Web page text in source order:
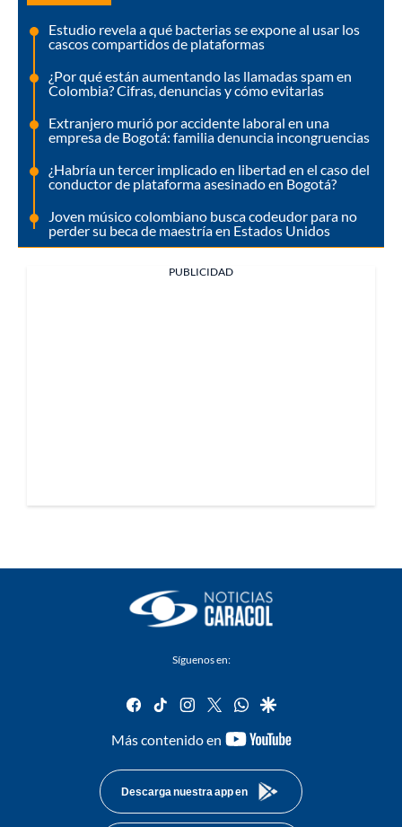
Estudio revela a qué bacterias se expone al usar los
cascos compartidos de plataformas
¿Por qué están aumentando las llamadas spam en
Colombia? Cifras, denuncias y cómo evitarlas
Extranjero murió por accidente laboral en una
empresa de Bogotá: familia denuncia incongruencias
¿Habría un tercer implicado en libertad en el caso del
conductor de plataforma asesinado en Bogotá?
Joven músico colombiano busca codeudor para no
perder su beca de maestría en Estados Unidos
PUBLICIDAD
Síguenos en:
facebook
tiktok instagram
twitterwhatsapp
google
Más contenido en
youtube-
Descarga nuestra app en